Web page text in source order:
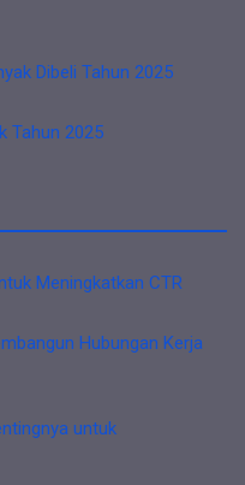
Dibeli Tahun 2025
Tahun 2025
Meningkatkan CTR
Hubungan Kerja
untuk